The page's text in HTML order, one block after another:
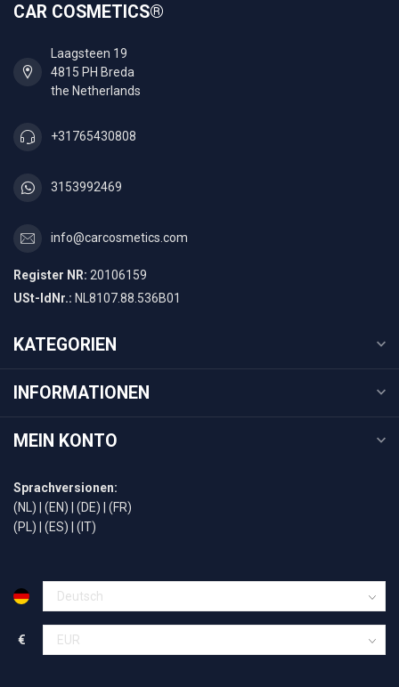
CAR COSMETICS®
Laagsteen 19
4815 PH Breda
the Netherlands
+31765430808
3153992469
info@carcosmetics.com
Register NR: 20106159
USt-IdNr.: NL8107.88.536B01
KATEGORIEN
INFORMATIONEN
MEIN KONTO
Sprachversionen:
(NL)
(EN) (DE)
(FR)
(PL)
(ES) (IT)
€